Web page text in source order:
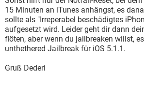
15 Minuten an iTunes anhängst, es
sollte als "Irreperabel beschädigtes
aufgesetzt wird. Leider geht dir dann
flöten, aber wenn du jailbreaken willst,
unthethered Jailbreak für iOS 5.1.1.
Gruß Dederi